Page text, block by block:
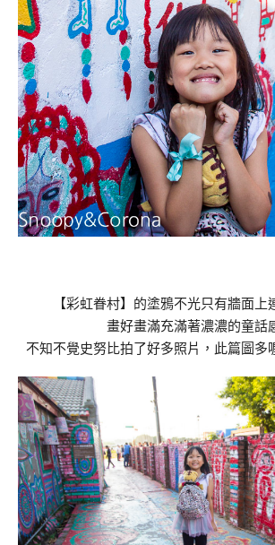
【彩虹眷村】的塗鴉不光只有牆面上
畫好畫滿充滿著濃濃的童話
不知不覺史努比拍了好多照片，此篇圖多